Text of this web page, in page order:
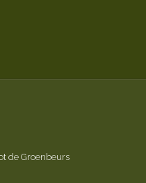
de Groenbeurs